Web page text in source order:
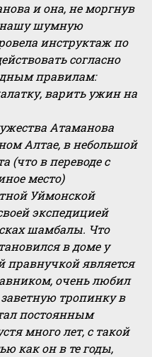
и она, не моргнув
нашу шумную
инструктаж по
согласно
правилам:
варить ужин на
Атаманова
Алтае, в небольшой
(что в переводе с
место)
Уймонской
экспедицией
шамбалы. Что
в доме у
правнучкой является
очень любил
тропинку в
постоянным
много лет, с такой
как он в те годы,